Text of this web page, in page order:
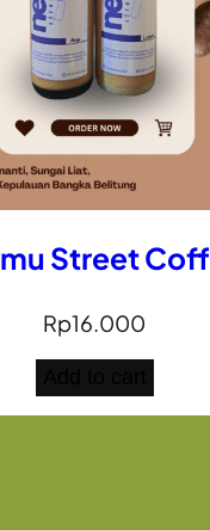
Street
Rp16.000